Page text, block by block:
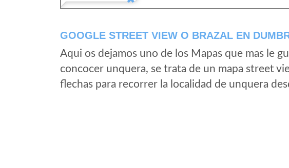
GOOGLE STREET VIEW O BRAZAL EN
Aqui os dejamos uno de los Mapas que mas le
concocer unquera, se trata de un mapa street
flechas para recorrer la localidad de unquera